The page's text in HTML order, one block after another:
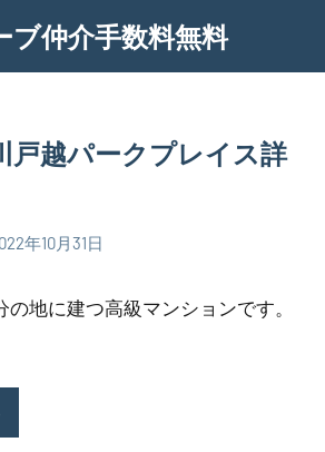
ブ仲介手数料無料
戸越パークプレイス詳
年10月31日
の地に建つ高級マンションです。